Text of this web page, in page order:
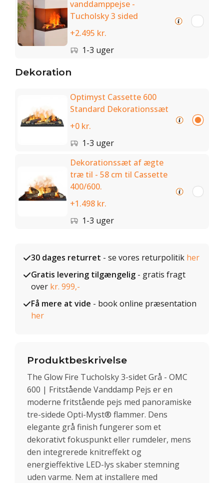
vanddamppejse -
Tucholsky 3 sided
+2.495 kr.
1-3 uger
Dekoration
Optimyst Cassette 600
Standard Dekorationssæt
+0 kr.
1-3 uger
Dekorationssæt af ægte
træ til - 58 cm til Cassette
400/600.
+1.498 kr.
1-3 uger
30 dages returret - se vores returpolitik her
Gratis levering tilgængelig - gratis fragt
over kr. 999,-
Få mere at vide - book online præsentation
her
Produktbeskrivelse
The Glow Fire Tucholsky 3-sidet Grå - OMC
600 | Fritstående Vanddamp Pejs er en
moderne fritstående pejs med panoramiske
tre-sidede Opti-Myst® flammer. Dens
elegante grå finish fungerer som et
dekorativt fokuspunkt eller rumdeler, mens
den integrerede knitreffekt og
energieffektive LED-lys skaber stemning
uden varme. Nem at installere med